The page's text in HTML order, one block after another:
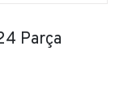
Parça